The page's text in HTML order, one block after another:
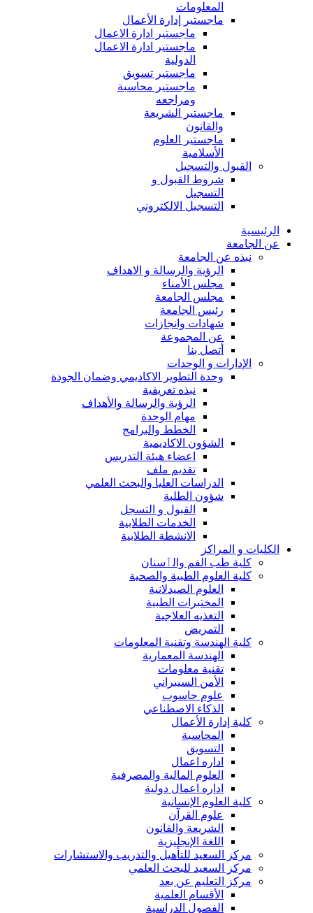
المعلومات
ماجستير إدارة الأعمال
ماجستير ادارة الاعمال
ماجستير ادارة الاعمال
الدولية
ماجستير تسويق
ماجستير محاسبة
ومراجعه
ماجستير الشريعة
والقانون
ماجستير العلوم
الأسلامية
القبول والتسجيل
شروط القبول و
التسجيل
التسجيل الالكتروني
الرئيسية
عن الجامعة
نبذه عن الجامعة
الرؤية والرسالة و الاهداف
مجلس الأمناء
مجلس الجامعة
رئيس الجامعة
شهادات وانجازات
عن المجموعة
أتصل بنا
الإدارات و الوحدات
وحدة التطوير الاكاديمي وضمان الجودة
نبذه تعريفية
الرؤية والرسالة والأهداف
مهام الوحدة
الخطط والبرامج
الشؤون الاكاديمية
اعضاء هيئة التدريس
تقديم ملف
الدراسات العليا والبحث العلمي
شؤون الطلبة
القبول و التسجل
الخدمات الطلابية
الانشطة الطلابية
الكليات و المراكز
كلية طب الفم والٲسنان
كلية العلوم الطبية والصحية
العلوم الصيدلانية
المختبرات الطبية
التغذيه العلاجية
التمريض
كلية الهندسة وتقنية المعلومات
الهندسة المعمارية
تقنية معلومات
الأمن السيبراني
علوم حاسوب
الذكاء الاصطناعي
كلية إدارة الأعمال
المحاسبة
التسويق
اداره اعمال
العلوم المالية والمصرفية
اداره اعمال دولية
كلية العلوم الإنسانية
علوم القرآن
الشريعة والقانون
اللغة الإنجليزية
مركز السعيد للتأهيل والتدريب والاستشارات
مركز السعيد للبحث العلمي
مركز التعليم عن بعد
الأقسام العلمية
الفصول الدراسية